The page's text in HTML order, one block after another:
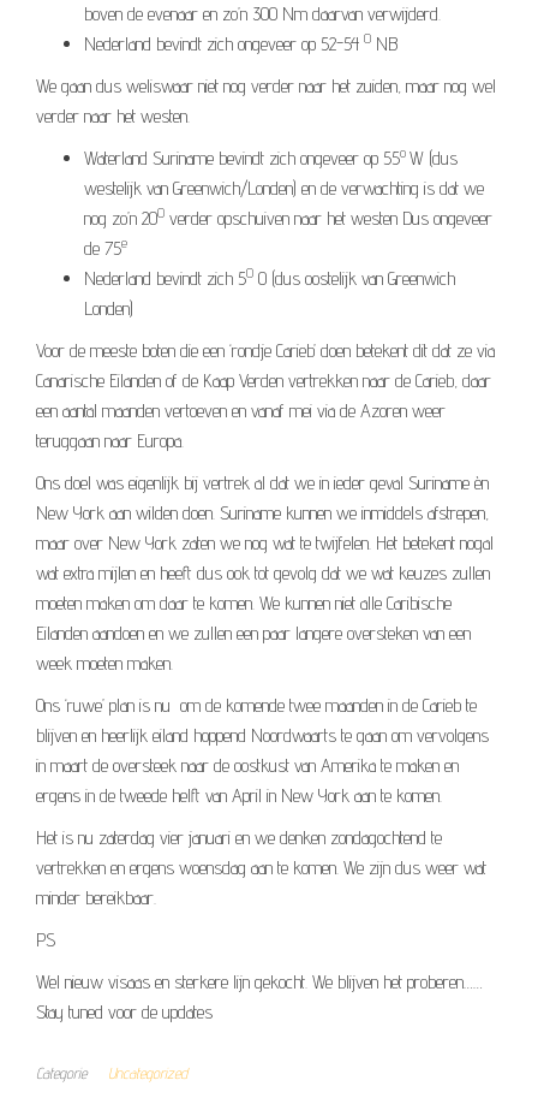
boven de evenaar en zo’n 300 Nm daarvan verwijderd.
Nederland bevindt zich ongeveer op 52-54 0 NB
We gaan dus weliswaar niet nog verder naar het zuiden, maar nog wel
verder naar het westen.
Waterland Suriname bevindt zich ongeveer op 55o W (dus
westelijk van Greenwich/Londen) en de verwachting is dat we
nog zo’n 200 verder opschuiven naar het westen Dus ongeveer
de 75e
Nederland bevindt zich 50 O (dus oostelijk van Greenwich
Londen)
Voor de meeste boten die een ‘rondje Carieb’ doen betekent dit dat ze via
Canarische Eilanden of de Kaap Verden vertrekken naar de Carieb, daar
een aantal maanden vertoeven en vanaf mei via de Azoren weer
teruggaan naar Europa.
Ons doel was eigenlijk bij vertrek al dat we in ieder geval Suriname èn
New York aan wilden doen. Suriname kunnen we inmiddels afstrepen,
maar over New York zaten we nog wat te twijfelen. Het betekent nogal
wat extra mijlen en heeft dus ook tot gevolg dat we wat keuzes zullen
moeten maken om daar te komen. We kunnen niet alle Caribische
Eilanden aandoen en we zullen een paar langere oversteken van een
week moeten maken.
Ons ‘ruwe’ plan is nu om de komende twee maanden in de Carieb te
blijven en heerlijk eiland hoppend Noordwaarts te gaan om vervolgens
in maart de oversteek naar de oostkust van Amerika te maken en
ergens in de tweede helft van April in New York aan te komen.
Het is nu zaterdag vier januari en we denken zondagochtend te
vertrekken en ergens woensdag aan te komen. We zijn dus weer wat
minder bereikbaar.
PS
Wel nieuw visaas en sterkere lijn gekocht. We blijven het proberen……
Stay tuned voor de updates
Categorie Uncategorized